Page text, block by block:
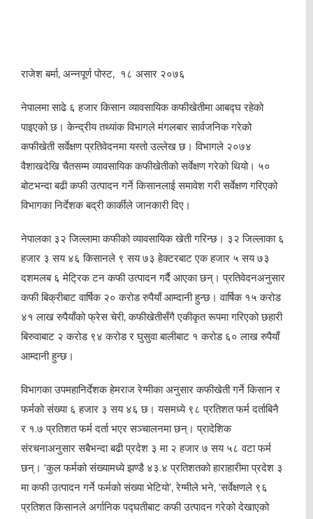
राजेश बर्मा, अन्नपूर्ण पोस्ट, १८ असार २०७६
नेपालमा साढे ६ हजार किसान व्यावसायिक कफीखेतीमा आबद्घ रहेको
पाइएको छ। केन्द्रीय तथ्यांक विभागले मंगलबार सार्वजनिक गरेको
कफीखेती सर्वेक्षण प्रतिवेदनमा यस्तो उल्लेख छ। विभागले २०७४
वैशाखदेखि चैतसम्म व्यावसायिक कफीखेतीको सर्वेक्षण गरेको थियो। ५०
बोटभन्दा बढी कफी उत्पादन गर्ने किसानलाई समावेश गरी सर्वेक्षण गरिएको
विभागका निर्देशक बद्री कार्कीले जानकारी दिए।
नेपालका ३२ जिल्लामा कफीको व्यावसायिक खेती गरिन्छ। ३२ जिल्लाका ६
हजार ३ सय ४६ किसानले ९ सय ७३ हेक्टरबाट एक हजार ५ सय ७३
दशमलब ६ मेट्रिक टन कफी उत्पादन गर्दै आएका छन्। प्रतिवेदनअनुसार
कफी बिक्रीबाट वार्षिक २० करोड रुपैयाँ आम्दानी हुन्छ। वार्षिक १५ करोड
४१ लाख रुपैयाँको फ्रेस चेरी, कफीखेतीसँगै एकीकृत रूपमा गरिएको छहारी
बिरुवाबाट २ करोड ९४ करोड र घुसुवा बालीबाट १ करोड ६० लाख रुपैयाँ
आम्दानी हुन्छ।
विभागका उपमहानिर्देशक हेमराज रेग्मीका अनुसार कफीखेती गर्ने किसान र
फर्मको संख्या ६ हजार ३ सय ४६ छ। यसमध्ये ९८ प्रतिशत फर्म दर्ताबिनै
र १.७ प्रतिशत फर्म दर्ता भएर सञ्चालनमा छन्। प्रादेशिक
संरचनाअनुसार सबैभन्दा बढी प्रदेश ३ मा २ हजार ७ सय ५८ वटा फर्म
छन्। ‘कुल फर्मको संख्यामध्ये झण्डै ४३.४ प्रतिशतको हाराहारीमा प्रदेश ३
मा कफी उत्पादन गर्ने फर्मको संख्या भेटियो’, रेग्मीले भने, ‘सर्वेक्षणले ९६
प्रतिशत किसानले अर्गानिक पद्घतीबाट कफी उत्पादन गरेको देखाएको